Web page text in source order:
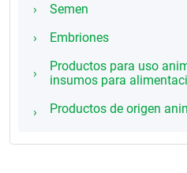
Semen
Embriones
Productos para uso
insumos para
Productos de origen